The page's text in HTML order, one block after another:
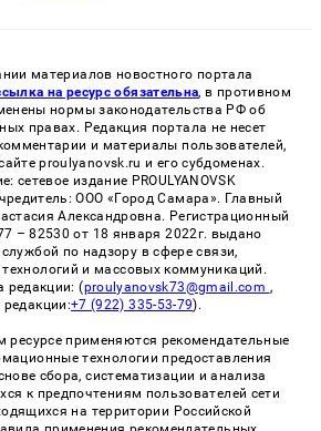
материалов новостного портала
на ресурс обязательна, в противном
нормы законодательства РФ об
правах. Редакция портала не несет
и материалы пользователей,
proulyanovsk.ru и его субдоменах.
сетевое издание PROULYANOVSK
ООО «Город Самара». Главный
Александровна. Регистрационный
– 82530 от 18 января 2022г. выдано
по надзору в сфере связи,
и массовых коммуникаций.
редакции: (proulyanovsk73@gmail.com ,
+7 (922) 335-53-79).
применяются рекомендательные
технологии предоставления
сбора, систематизации и анализа
к предпочтениям пользователей сети
на территории Российской